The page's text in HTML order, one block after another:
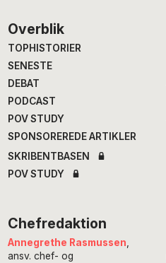
Footer
Overblik
TOPHISTORIER
SENESTE
DEBAT
PODCAST
POV STUDY
SPONSOREREDE ARTIKLER
SKRIBENTBASEN
POV STUDY
Chefredaktion
Annegrethe Rasmussen,
ansv. chef- og